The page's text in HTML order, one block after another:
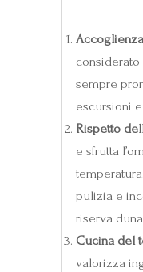
sempre
escursioni
Rispetto
e sfrutta
pulizia e
riserva
Cucina del
valorizza